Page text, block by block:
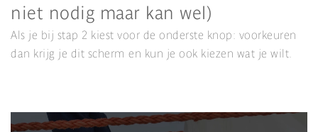
niet nodig maar kan wel)
Als je bij stap 2 kiest voor de onderste knop: voorkeuren
dan krijg je dit scherm en kun je ook kiezen wat je wilt.